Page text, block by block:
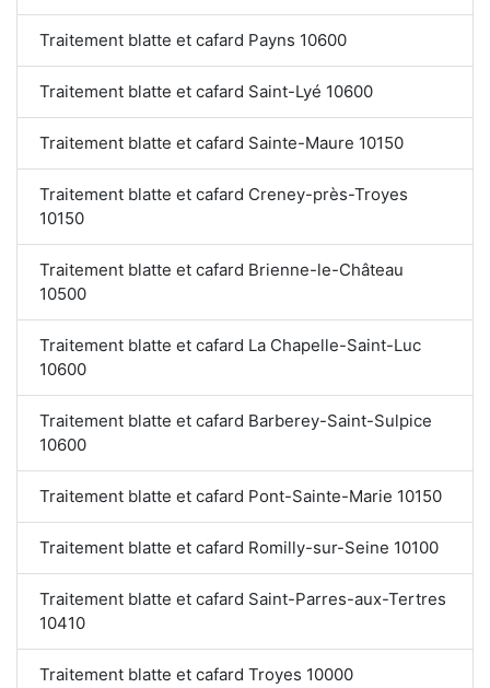
Traitement blatte et cafard Payns 10600
Traitement blatte et cafard Saint-Lyé 10600
Traitement blatte et cafard Sainte-Maure 10150
Traitement blatte et cafard Creney-près-Troyes
10150
Traitement blatte et cafard Brienne-le-Château
10500
Traitement blatte et cafard La Chapelle-Saint-Luc
10600
Traitement blatte et cafard Barberey-Saint-Sulpice
10600
Traitement blatte et cafard Pont-Sainte-Marie 10150
Traitement blatte et cafard Romilly-sur-Seine 10100
Traitement blatte et cafard Saint-Parres-aux-Tertres
10410
Traitement blatte et cafard Troyes 10000